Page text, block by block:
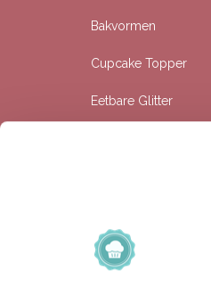
Bakvormen
Cupcake Topper
Eetbare Glitter
Sprinkles